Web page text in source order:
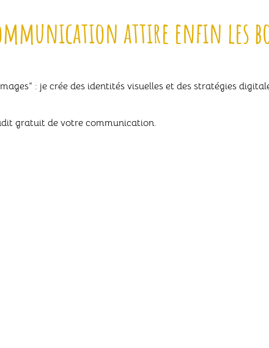
attire enfin les
: je crée des identités visuelles et des stratégies
gratuit de votre communication.